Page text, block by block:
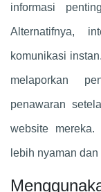
informasi
Alternatifnya,
komunikasi
melaporkan
penawaran
website
lebih nyaman